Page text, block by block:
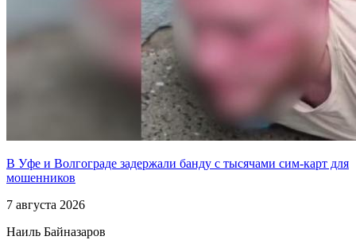
В Уфе и Волгограде задержали банду с тысячами сим-карт для
мошенников
7 августа 2026
Наиль Байназаров